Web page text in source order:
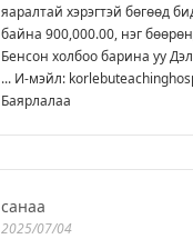
яаралтай хэрэгтэй бөгөөд
байна 900,000.00, нэг
Бенсон холбоо барина уу
... И-мэйл:
Баярлалаа
санаа
2025/07/04